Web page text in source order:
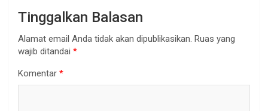
Tinggalkan Balasan
Alamat email Anda tidak akan dipublikasikan. Ruas yang
wajib ditandai *
Komentar *